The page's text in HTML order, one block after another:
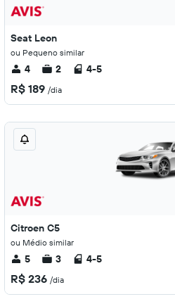
Seat Leon
ou Pequeno similar
4 2 4-5
R$ 189 /dia
Citroen C5
ou Médio similar
5 3 4-5
R$ 236 /dia